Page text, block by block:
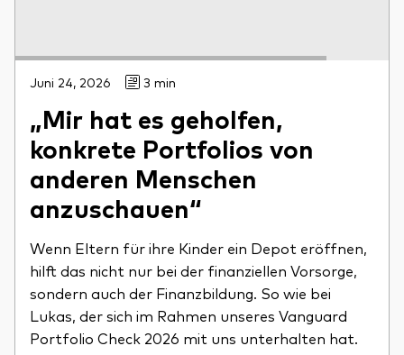
Juni 24, 2026 3 min
„Mir hat es geholfen,
konkrete Portfolios von
anderen Menschen
anzuschauen“
Wenn Eltern für ihre Kinder ein Depot eröffnen,
hilft das nicht nur bei der finanziellen Vorsorge,
sondern auch der Finanzbildung. So wie bei
Lukas, der sich im Rahmen unseres Vanguard
Portfolio Check 2026 mit uns unterhalten hat.